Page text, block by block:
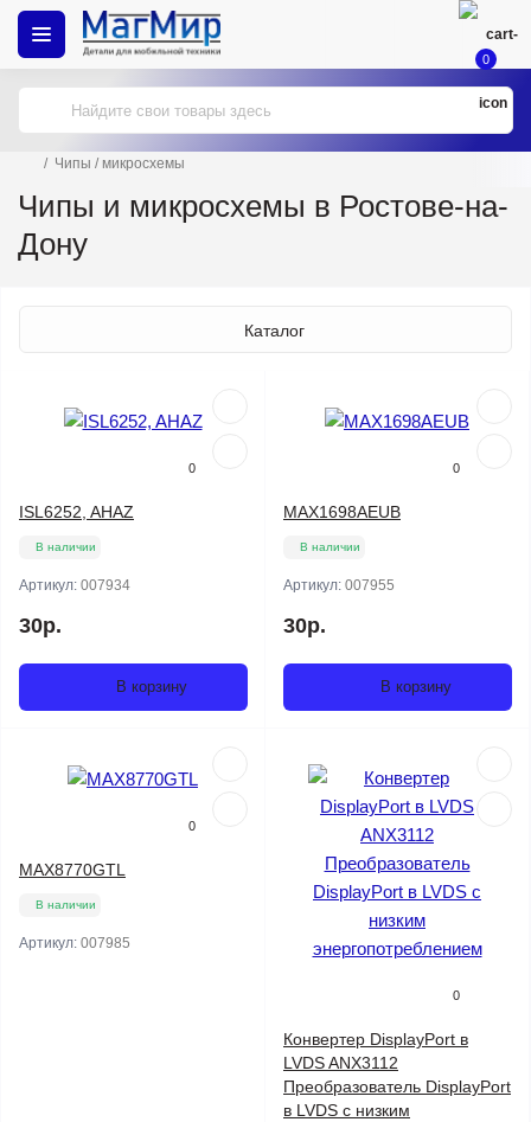
0
Чипы / микросхемы
Чипы и микросхемы в Ростове-на-
Дону
Каталог
0
ISL6252, AHAZ
В наличии
Артикул: 007934
30р.
В корзину
0
MAX1698AEUB
В наличии
Артикул: 007955
30р.
В корзину
0
MAX8770GTL
В наличии
Артикул: 007985
0
Конвертер DisplayPort в
LVDS ANX3112
Преобразователь DisplayPort
в LVDS с низким